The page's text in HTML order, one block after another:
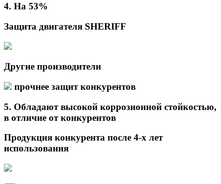
4. На 53%
Защита двигателя SHERIFF
Другие производители
прочнее защит конкурентов
5. Обладают высокой коррозионной стойкостью,
в отличие отконкурентов
Продукция конкурента после 4-х лет
использования